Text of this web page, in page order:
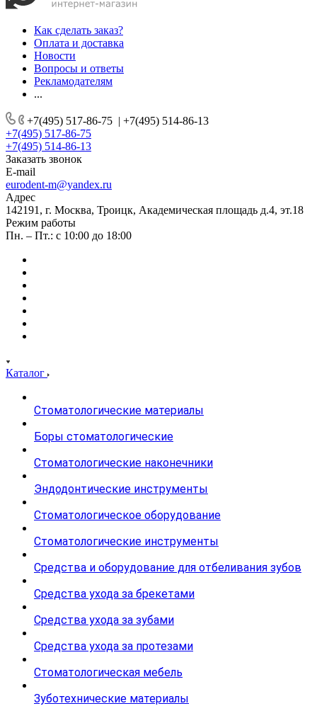
Как сделать заказ?
Оплата и доставка
Новости
Вопросы и ответы
Рекламодателям
...
+7(495) 517-86-75 | +7(495) 514-86-13
+7(495) 517-86-75
+7(495) 514-86-13
Заказать звонок
E-mail
eurodent-m@yandex.ru
Адрес
142191, г. Москва, Троицк, Академическая площадь д.4, эт.18
Режим работы
Пн. – Пт.: с 10:00 до 18:00
Каталог
Стоматологические материалы
Боры стоматологические
Стоматологические наконечники
Эндодонтические инструменты
Стоматологическое оборудование
Стоматологические инструменты
Средства и оборудование для отбеливания зубов
Средства ухода за брекетами
Средства ухода за зубами
Средства ухода за протезами
Стоматологическая мебель
Зуботехнические материалы